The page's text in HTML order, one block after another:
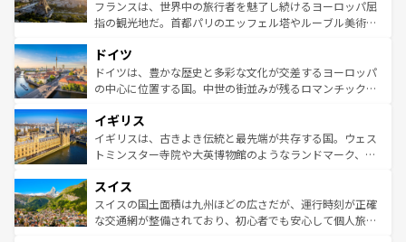
アートに溢れた街角から、地方では古代ローマ遺跡や中世
せる。地方によって風土や気候が異なるスペインはその個
性で訪れる人を魅了する。 なお、新着のスペイン情報は コ
ンテンツ一覧を参照してほしい。
フランスは、世界中の旅行者を魅了し続けるヨーロッパ屈
指の観光地だ。首都パリのエッフェル塔やルーブル美術館
で、幅広い魅力が詰まっている。華麗な宮殿、歴史的な大
聖堂、美しいビーチ、そして豊かな自然が、訪れる者を心
から魅了する。また、フランスは美食の国としても知ら
いる。シャンパンの発祥地であるランス、プロヴァンスの
香り高いラベンダー畑など、多彩な楽しみ方が可能だ。さ
らに、パリ以外の地域にも魅力が溢れており、どの街角に
れる地方に足を運ぶとそれぞれで全く異なる文化を体験で
きるだろう。 なお、新着のフランス情報はコンテンツ一覧
を参照してほしい。
ドイツ
ドイツは、豊かな歴史と多彩な文化が交差するヨーロッパ
の中心に位置する国。中世の街並みが残るロマンチック街
顔を持つこの国は、どこを歩いても飽きることがない。ベ
ルリンの文化的活気、バイエルン州のアルプスの絶景、そ
してライン川沿いのワイン畑といった風景は必見。ビール
は、お酒好きな人にはぜひ体験してほしい。 なお、新着の
ドイツ情報はコンテンツ一覧を参照してほしい。
イギリス
イギリスは、古きよき伝統と最先端が共存する国。ウェス
トミンスター寺院や大英博物館のようなランドマーク、歴
リアごとに異なる魅力がある。また、優雅なアフタヌーン
ティー、ビール好きにはたまらない英国パブ、サッカー観
戦など、本場だからこそできる体験も豊富。イギリスを旅
スイス
スイスの国土面積は九州ほどの広さだが、運行時刻が正確
な交通網が整備されており、初心者でも安心して個人旅行